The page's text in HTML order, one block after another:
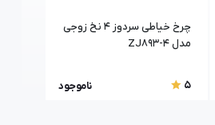
چرخ خیاطی سردوز ۴ نخ زوجی
مدل 4-ZJ893
5 ناموجود